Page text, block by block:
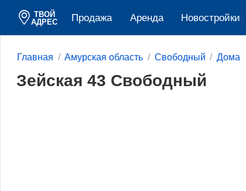
ТВОЙ
АДРЕС
Продажа Аренда Новостройки
Главная Амурская область Свободный Дома
Зейская 43 Свободный